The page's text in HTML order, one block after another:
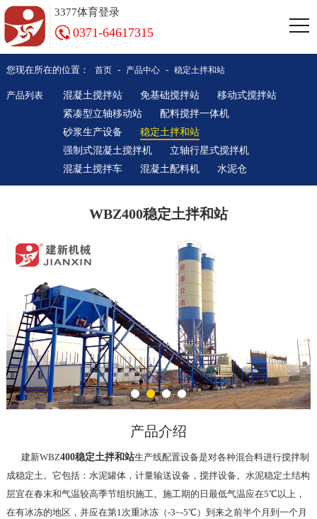
3377体育登录
0371-64617315
您现在所在的位置： 首页 - 产品中心 - 稳定土拌和站
产品列表 混凝土搅拌站 免基础搅拌站
移动式搅拌站
紧凑型立轴移动站
配料搅拌一体机
砂浆生产设备
稳定土拌和站
强制式混凝土搅拌机
立轴行星式搅拌机
混凝土搅拌车
混凝土配料机 水泥仓
WBZ400稳定土拌和站
产品介绍
建新WBZ400稳定土拌和站生产线配置设备是对各种混合料进行搅拌制
成稳定土。它包括：水泥罐体，计量输送设备，搅拌设备。水泥稳定土结构
层宜在春末和气温较高季节组织施工。施工期的日最低气温应在5℃以上，
在有冰冻的地区，并应在第1次重冰冻（-3~-5℃）到来之前半个月到一个月